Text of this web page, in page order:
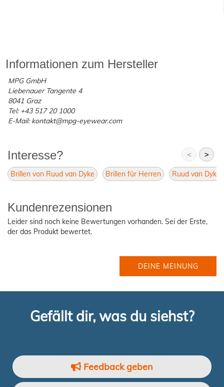
Informationen zum Hersteller
MPG GmbH
Liebenauer Tangente 4
8041 Graz
Tel: +43 517 20 1000
E-Mail: kontakt@mpg-eyewear.com
Interesse? < >
Brillen von Ruud van Dyke Brillen für Herren Ruud van Dyke
Kundenrezensionen
Leider sind noch keine Bewertungen vorhanden. Sei der Erste,
der das Produkt bewertet.
DEINE MEINUNG
Gefällt dir, was du siehst?
Feedback geben